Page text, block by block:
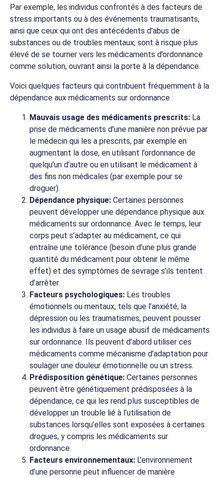
Par exemple, les individus confrontés à des facteurs de
stress importants ou à des événements traumatisants,
ainsi que ceux qui ont des antécédents d’abus de
substances ou de troubles mentaux, sont à risque plus
élevé de se tourner vers les médicaments d’ordonnance
comme solution, ouvrant ainsi la porte à la dépendance.
Voici quelques facteurs qui contribuent fréquemment à la
dépendance aux médicaments sur ordonnance :
Mauvais usage des médicaments prescrits: La
prise de médicaments d’une manière non prévue par
le médecin qui les a prescrits, par exemple en
augmentant la dose, en utilisant l’ordonnance de
quelqu’un d’autre ou en utilisant le médicament à
des fins non médicales (par exemple pour se
droguer).
Dépendance physique: Certaines personnes
peuvent développer une dépendance physique aux
médicaments sur ordonnance. Avec le temps, leur
corps peut s’adapter au médicament, ce qui
entraîne une tolérance (besoin d’une plus grande
quantité du médicament pour obtenir le même
effet) et des symptômes de sevrage s’ils tentent
d’arrêter.
Facteurs psychologiques: Les troubles
émotionnels ou mentaux, tels que l’anxiété, la
dépression ou les traumatismes, peuvent pousser
les individus à faire un usage abusif de médicaments
sur ordonnance. Ils peuvent d’abord utiliser ces
médicaments comme mécanisme d’adaptation pour
soulager une douleur émotionnelle ou un stress.
Prédisposition génétique: Certaines personnes
peuvent être génétiquement prédisposées à la
dépendance, ce qui les rend plus susceptibles de
développer un trouble lié à l’utilisation de
substances lorsqu’elles sont exposées à certaines
drogues, y compris les médicaments sur
ordonnance.
Facteurs environnementaux: L’environnement
d’une personne peut influencer de manière